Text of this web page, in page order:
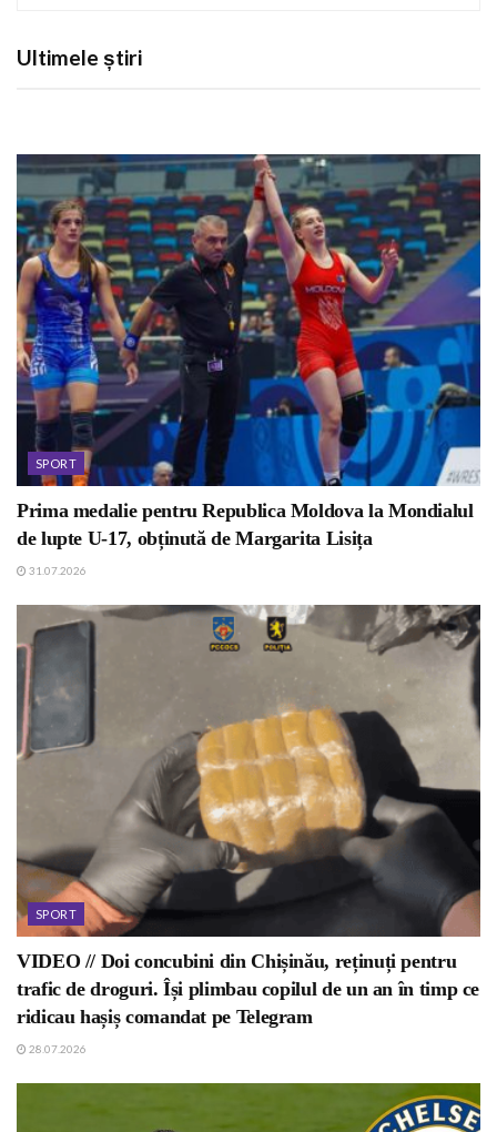
Ultimele știri
SPORT
Prima medalie pentru Republica Moldova la Mondialul
de lupte U-17, obținută de Margarita Lisița
31.07.2026
SPORT
VIDEO // Doi concubini din Chișinău, reținuți pentru
trafic de droguri. Își plimbau copilul de un an în timp ce
ridicau hașiș comandat pe Telegram
28.07.2026